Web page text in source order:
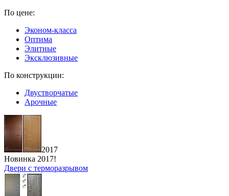
По цене:
Эконом-класса
Оптима
Элитные
Эксклюзивные
По конструкции:
Двустворчатые
Арочные
2017
Новинка 2017!
Двери с терморазрывом